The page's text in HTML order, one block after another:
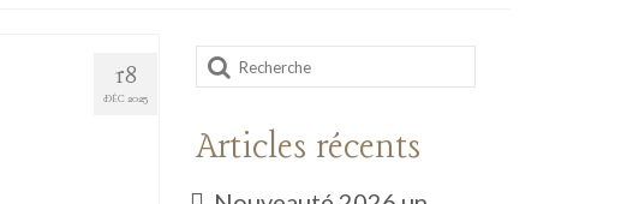
18
DÉC 2025
Rechercher
:
Articles récents